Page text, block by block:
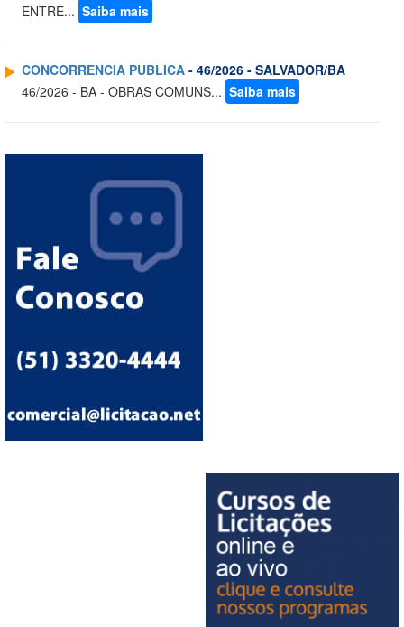
ENTRE... Saiba mais
CONCORRENCIA PUBLICA - 46/2026 - SALVADOR/BA
46/2026 - BA - OBRAS COMUNS... Saiba mais